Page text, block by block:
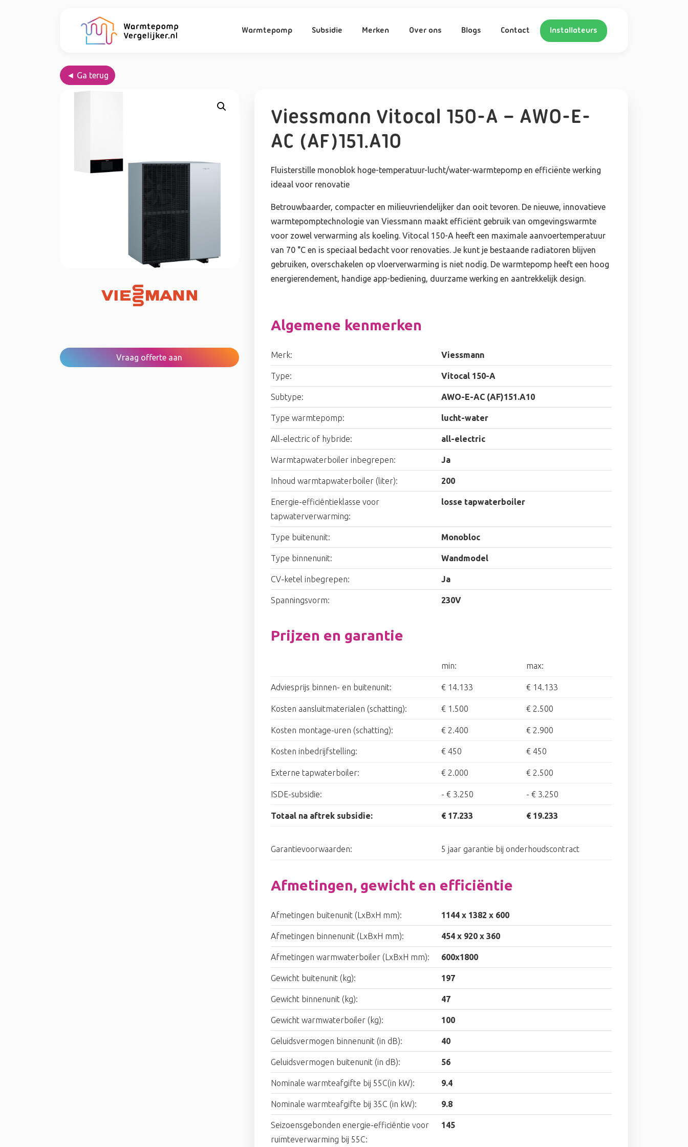
Warmtepomp Subsidie Merken Over ons Blogs Contact Installateurs
◄ Ga terug
Vraag offerte aan
Viessmann Vitocal 150-A – AWO-E-
AC (AF)151.A10
Fluisterstille monoblok hoge-temperatuur-lucht/water-warmtepomp en efficiënte werking
ideaal voor renovatie
Betrouwbaarder, compacter en milieuvriendelijker dan ooit tevoren. De nieuwe, innovatieve
warmtepomptechnologie van Viessmann maakt efficiënt gebruik van omgevingswarmte
voor zowel verwarming als koeling. Vitocal 150-A heeft een maximale aanvoertemperatuur
van 70 °C en is speciaal bedacht voor renovaties. Je kunt je bestaande radiatoren blijven
gebruiken, overschakelen op vloerverwarming is niet nodig. De warmtepomp heeft een hoog
energierendement, handige app-bediening, duurzame werking en aantrekkelijk design.
Algemene kenmerken
Merk: Viessmann
Type: Vitocal 150-A
Subtype: AWO-E-AC (AF)151.A10
Type warmtepomp: lucht-water
All-electric of hybride: all-electric
Warmtapwaterboiler inbegrepen: Ja
Inhoud warmtapwaterboiler (liter): 200
Energie-efficiëntieklasse voor
tapwaterverwarming:
losse tapwaterboiler
Type buitenunit: Monobloc
Type binnenunit: Wandmodel
CV-ketel inbegrepen: Ja
Spanningsvorm: 230V
Prijzen en garantie
min: max:
Adviesprijs binnen- en buitenunit: € 14.133 € 14.133
Kosten aansluitmaterialen (schatting): € 1.500 € 2.500
Kosten montage-uren (schatting): € 2.400 € 2.900
Kosten inbedrijfstelling: € 450 € 450
Externe tapwaterboiler: € 2.000 € 2.500
ISDE-subsidie: - € 3.250 -€ 3.250
Totaal na aftrek subsidie: € 17.233 € 19.233
Garantievoorwaarden: 5 jaar garantie bij onderhoudscontract
Afmetingen, gewicht en efficiëntie
Afmetingen buitenunit (LxBxH mm): 1144 x 1382 x 600
Afmetingen binnenunit (LxBxH mm): 454 x 920 x 360
Afmetingen warmwaterboiler (LxBxH mm): 600x1800
Gewicht buitenunit (kg): 197
Gewicht binnenunit (kg): 47
Gewicht warmwaterboiler (kg): 100
Geluidsvermogen binnenunit (in dB): 40
Geluidsvermogen buitenunit (in dB): 56
Nominale warmteafgifte bij 55C(in kW): 9.4
Nominale warmteafgifte bij 35C (in kW): 9.8
Seizoensgebonden energie-efficiëntie voor
ruimteverwarming bij 55C:
145